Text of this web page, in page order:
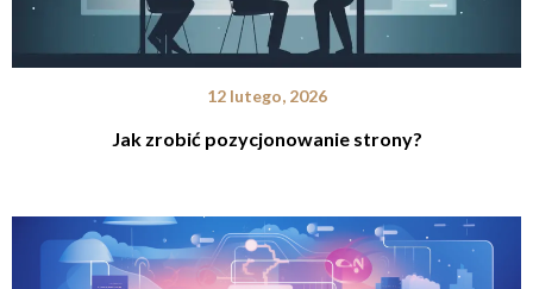
12 lutego, 2026
Jak zrobić pozycjonowanie strony?